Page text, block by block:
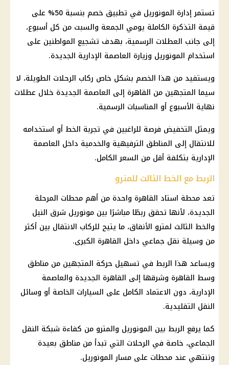
تستمر إدارة المونوريل في تطبيق خصم بنسبة 50% على
قيمة التذكرة الكاملة يومي الجمعة والسبت من كل أسبوع،
إلى جانب العطلات الرسمية، بهدف تشجيع المواطنين على
استخدام المونوريل وزيارة العاصمة الإدارية الجديدة.
ويستفيد من هذا الخصم بشكل خاص ركاب الرحلات الطويلة، لا
سيما المتجهين من القاهرة إلى العاصمة الجديدة خلال عطلات
نهاية الأسبوع أو المناسبات الرسمية.
ويمثل التخفيض فرصة للراغبين في تجربة الخط أو استخدامه
للانتقال إلى المناطق الترفيهية والخدمية داخل العاصمة
الإدارية بتكلفة أقل من السعر الكامل.
الربط مع الخط الثالث للمترو
تعد محطة استاد القاهرة واحدة من أهم محطات المرحلة
الجديدة، لأنها تحقق ربطًا مباشرًا بين مونوريل شرق النيل
والخط الثالث لمترو الأنفاق، ما يتيح للركاب الانتقال بين أكثر
من وسيلة نقل جماعي داخل القاهرة الكبرى.
ويساعد هذا الربط في تسهيل حركة المتجهين من مناطق
وسط القاهرة وشرقها إلى القاهرة الجديدة والعاصمة
الإدارية، دون الاعتماد الكامل على السيارات الخاصة أو وسائل
النقل التقليدية.
كما يرفع الربط بين المونوريل والمترو من كفاءة شبكة النقل
الجماعي، خاصة في الرحلات التي تبدأ من مناطق بعيدة
وتنتهي عند محطات على مسارالمونوريل.